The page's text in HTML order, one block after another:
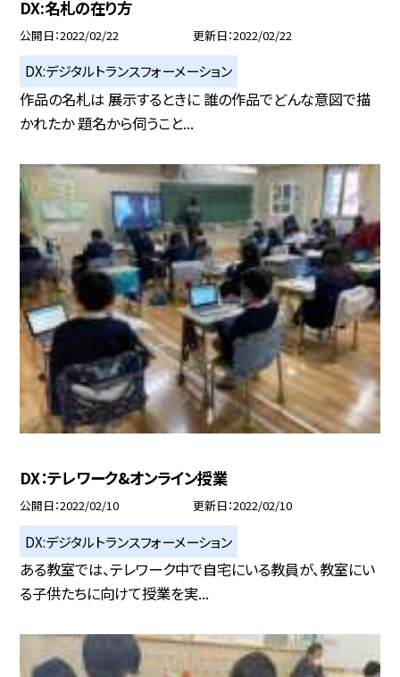
DX:名札の在り方
公開日 2022/02/22 更新日 2022/02/22
DX:デジタルトランスフォーメーション
作品の名札は 展示するときに 誰の作品でどんな意図で描
かれたか 題名から伺うこと...
DX：テレワーク&オンライン授業
公開日 2022/02/10 更新日 2022/02/10
DX:デジタルトランスフォーメーション
ある教室では、テレワーク中で自宅にいる教員が、教室にい
る子供たちに向けて授業を実...